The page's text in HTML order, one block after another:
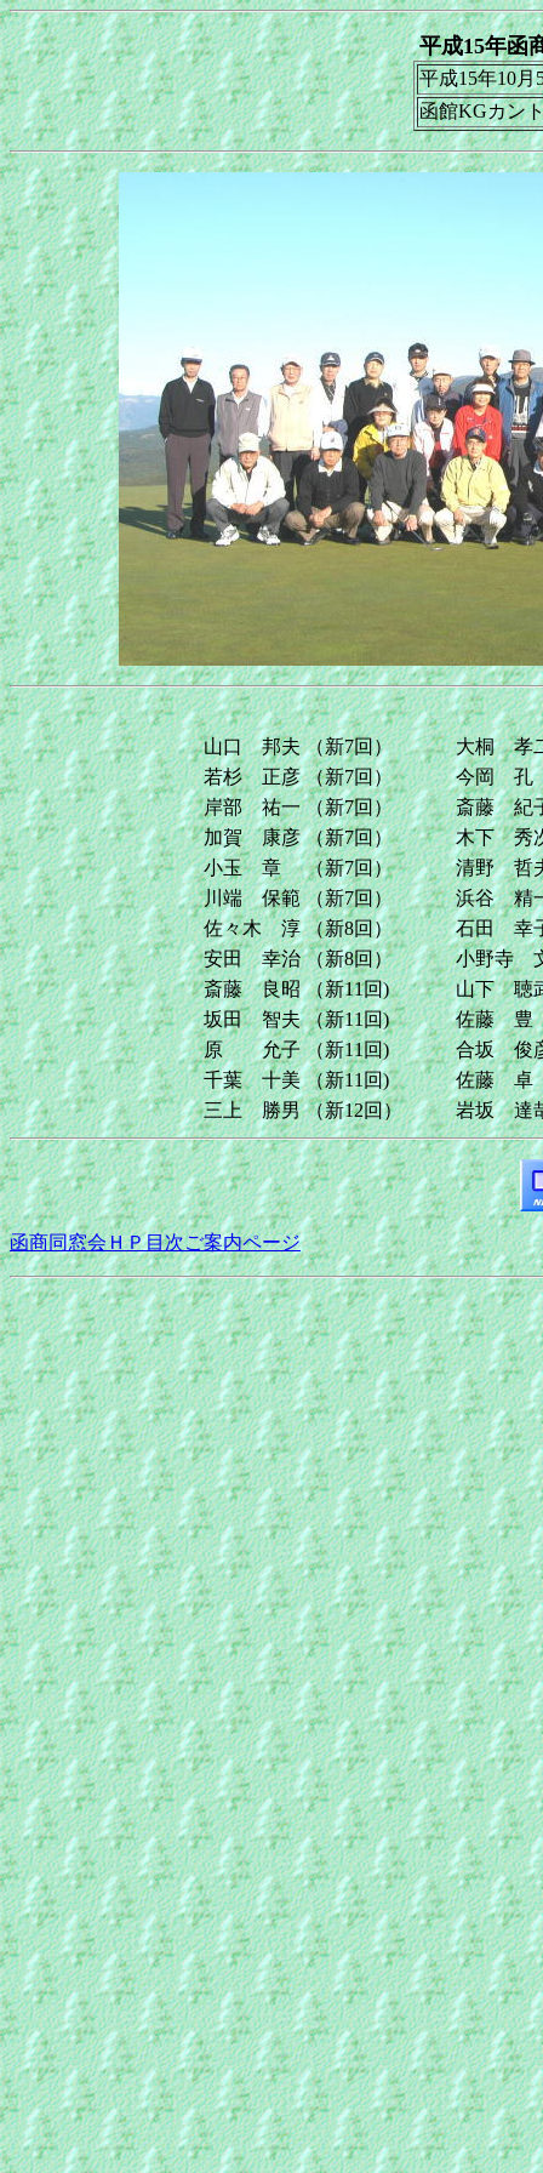
平成15年函
平成15年10月
函館KGカン
山口 邦夫 （新7回）
大桐 孝
若杉 正彦 （新7回）
今岡 孔
岸部 祐一 （新7回）
斎藤 紀
加賀 康彦 （新7回）
木下 秀
小玉 章
（新7回）
清野 哲
川端 保範 （新7回）
浜谷 精
佐々木 淳 （新8回）
石田 幸
安田 幸治 （新8回）
小野寺
斎藤 良昭 （新11回)
山下 聴
坂田 智夫 （新11回)
佐藤 豊
原 允子 （新11回)
合坂 俊
千葉 十美 （新11回)
佐藤 卓
三上 勝男 （新12回） 岩坂 達
函商同窓会ＨＰ目次ご案内ページ